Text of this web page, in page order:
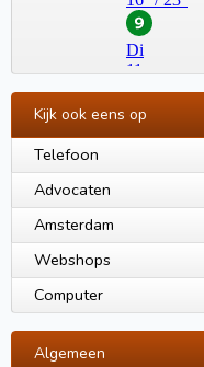
Kijk ook eens op
Telefoon
Advocaten
Amsterdam
Webshops
Computer
Algemeen